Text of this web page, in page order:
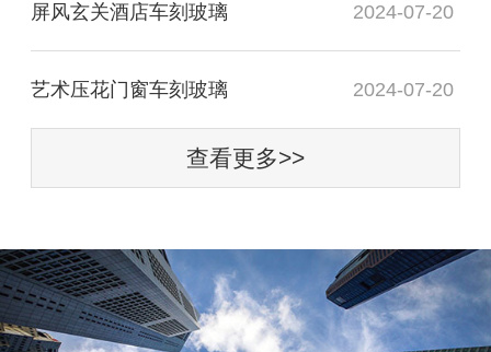
屏风玄关酒店车刻玻璃 2024-07-20
艺术压花门窗车刻玻璃 2024-07-20
查看更多>>